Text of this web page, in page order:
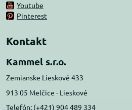
Youtube
Pinterest
Kontakt
Kammel s.r.o.
Zemianske Lieskové 433
913 05 Melčice - Lieskové
Telefón: (+421) 904 489 334